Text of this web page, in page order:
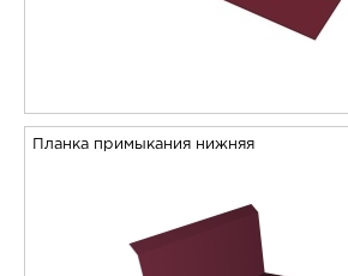
Планка примыкания нижняя